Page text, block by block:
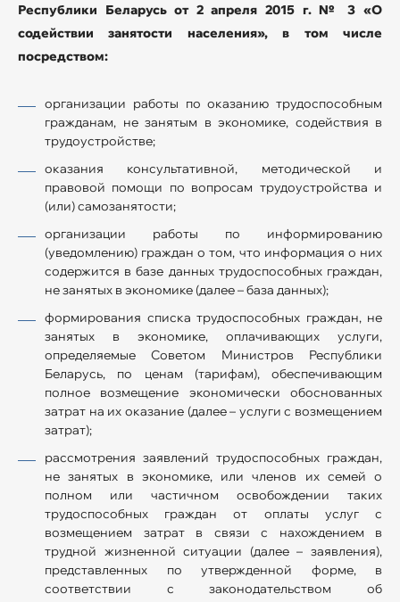
Республики Беларусь от 2 апреля 2015 г. № 3 «О
содействии занятости населения», в том числе
посредством:
организации работы по оказанию трудоспособным
гражданам, не занятым в экономике, содействия в
трудоустройстве;
оказания консультативной, методической и
правовой помощи по вопросам трудоустройства и
(или) самозанятости;
организации работы по информированию
(уведомлению) граждан о том, что информация о них
содержится в базе данных трудоспособных граждан,
не занятых в экономике (далее – база данных);
формирования списка трудоспособных граждан, не
занятых в экономике, оплачивающих услуги,
определяемые Советом Министров Республики
Беларусь, по ценам (тарифам), обеспечивающим
полное возмещение экономически обоснованных
затрат на их оказание (далее – услуги с возмещением
затрат);
рассмотрения заявлений трудоспособных граждан,
не занятых в экономике, или членов их семей о
полном или частичном освобождении таких
трудоспособных граждан от оплаты услуг с
возмещением затрат в связи с нахождением в
трудной жизненной ситуации (далее – заявления),
представленных по утвержденной форме, в
соответствии с законодательством об